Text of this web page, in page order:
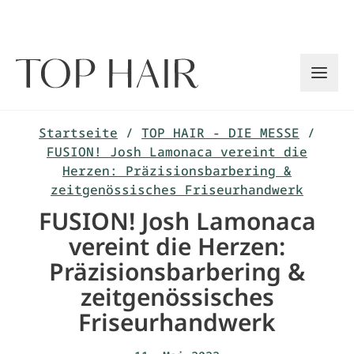
Startseite / TOP HAIR - DIE MESSE /
FUSION! Josh Lamonaca vereint die
Herzen: Präzisionsbarbering &
zeitgenössisches Friseurhandwerk
FUSION! Josh Lamonaca
vereint die Herzen:
Präzisionsbarbering &
zeitgenössisches
Friseurhandwerk